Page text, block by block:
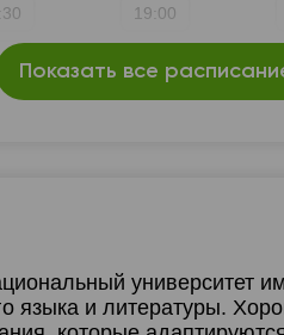
19:00
Показать все
университет
языка и литературы.